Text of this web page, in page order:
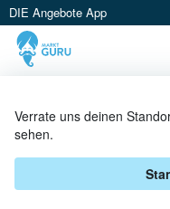
DIE Angebote App
Verrate uns deinen
sehen.
RASIERER IN